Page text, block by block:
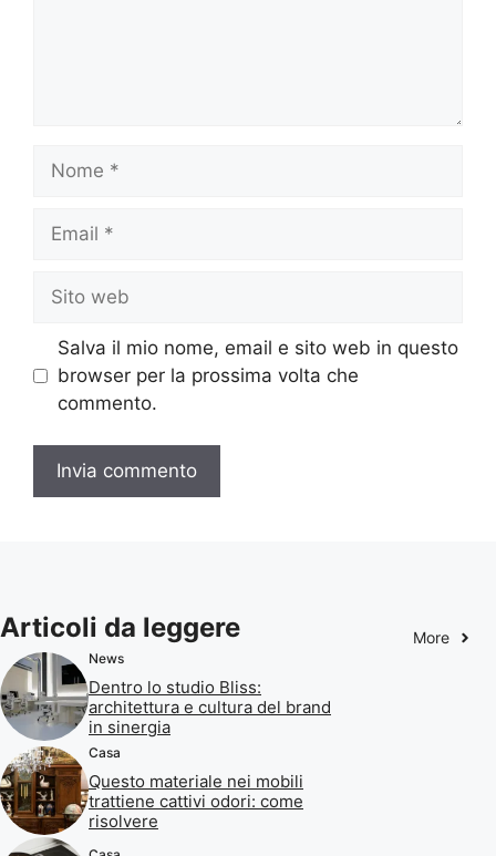
web
Salva il mio nome, email e sito web in questo
browser per la prossima volta che
commento.
Articoli da leggere More
News
Dentro lo studio Bliss:
architettura e cultura del brand
in sinergia
Casa
Questo materiale nei mobili
trattiene cattivi odori: come
risolvere